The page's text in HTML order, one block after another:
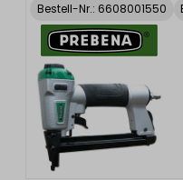
Bestell-Nr.: 6608001550